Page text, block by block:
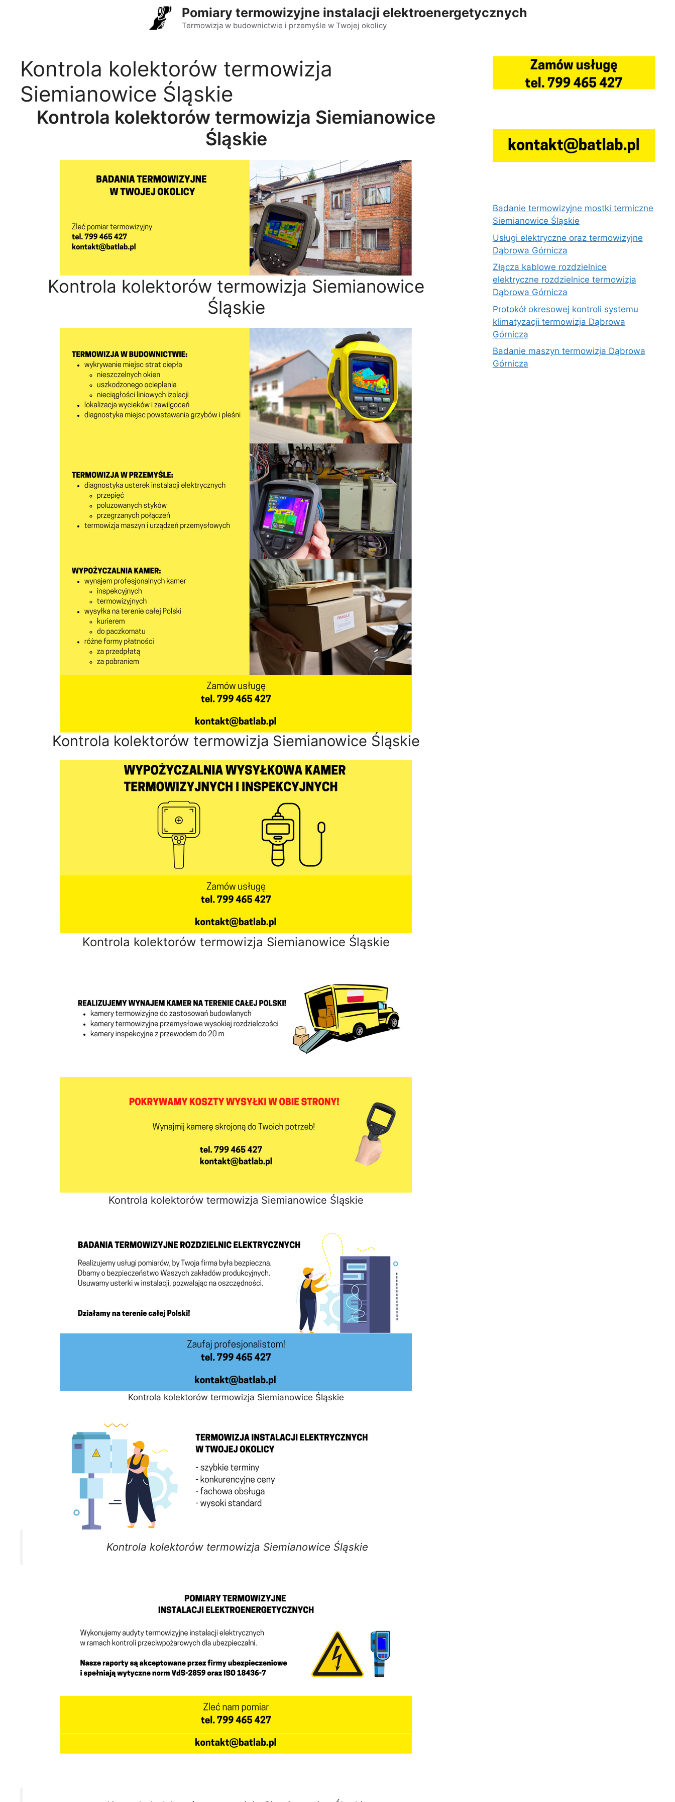
Pomiary termowizyjne instalacji elektroenergetycznych
Termowizja w budownictwie i przemyśle w Twojej okolicy
Kontrola kolektorów termowizja
Siemianowice Śląskie
Kontrola kolektorów termowizja Siemianowice
Śląskie
Kontrola kolektorów termowizja Siemianowice
Śląskie
Kontrola kolektorów termowizja Siemianowice Śląskie
Kontrola kolektorów termowizja Siemianowice Śląskie
Kontrola kolektorów termowizja Siemianowice Śląskie
Kontrola kolektorów termowizja Siemianowice Śląskie
Kontrola kolektorów termowizja Siemianowice Śląskie
Badanie termowizyjne mostki termiczne
Siemianowice Śląskie
Usługi elektryczne oraz termowizyjne
Dąbrowa Górnicza
Złącza kablowe rozdzielnice
elektryczne rozdzielnice termowizja
Dąbrowa Górnicza
Protokół okresowej kontroli systemu
klimatyzacji termowizja Dąbrowa
Górnicza
Badanie maszyn termowizja Dąbrowa
Górnicza